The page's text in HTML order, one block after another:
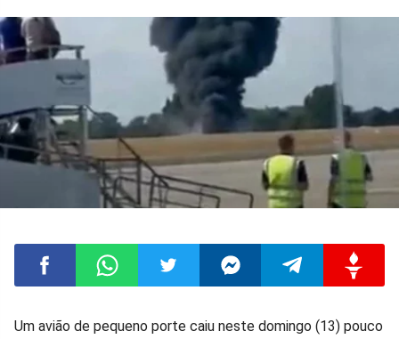
CompartilharCompartilharCompartilharCompartilharCompartilhar
Um avião de pequeno porte caiu neste domingo (13) pouco